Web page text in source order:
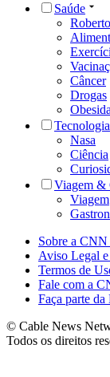
Saúde
Câncer
Drogas
Tecnologia
Nasa
Ciência
Viagem &
Viagem
Sobre a
Aviso Legal
Termos de
Fale com a
Faça parte
© Cable News
Todos os direitos